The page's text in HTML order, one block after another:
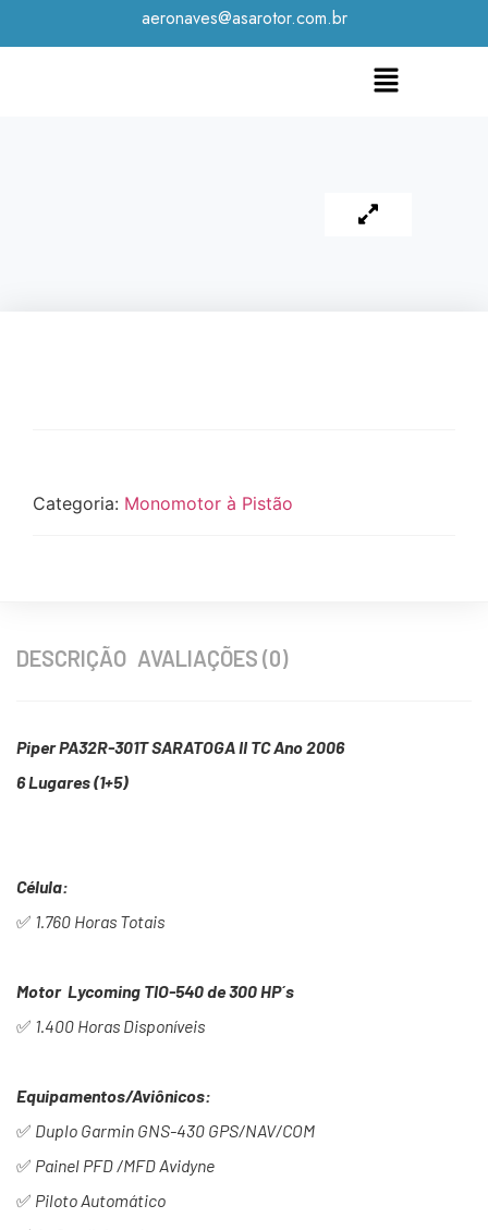
aeronaves@asarotor.com.br
Categoria: Monomotor à Pistão
DESCRIÇÃO AVALIAÇÕES (0)
Piper PA32R-301T SARATOGA II TC Ano 2006
6 Lugares (1+5)
Célula:
✅ 1.760 Horas Totais
Motor Lycoming TIO-540 de 300 HP´s
✅ 1.400 Horas Disponíveis
Equipamentos/Aviônicos:
✅ Duplo Garmin GNS-430 GPS/NAV/COM
✅ Painel PFD /MFD Avidyne
✅ Piloto Automático